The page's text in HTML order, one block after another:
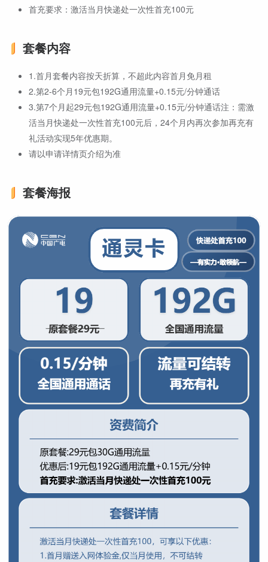
首充要求：激活当月快递处一次性首充100元
套餐内容
1.首月套餐内容按天折算，不超此内容首月免月租
2.第2-6个月19元包192G通用流量+0.15元/分钟通话
3.第7个月起29元包192G通用流量+0.15元/分钟通话注：需激
活当月快递处一次性首充100元后，24个月内再次参加再充有
礼活动实现5年优惠期。
请以申请详情页介绍为准
套餐海报